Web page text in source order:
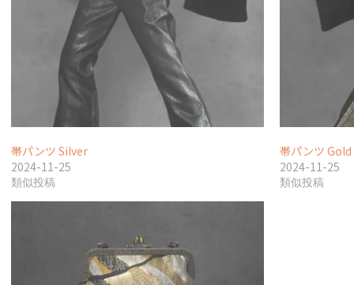
帯パンツ Silver
2024-11-25
類似投稿
帯パンツ Gold
2024-11-25
類似投稿